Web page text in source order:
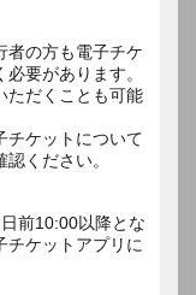
者の方も電子チケ
要があります。
ただくことも可能
チケットについて
ください。
前10:00以降とな
チケットアプリに